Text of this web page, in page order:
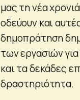
μας τη νέα
οδεύουν και
δημοπράτηση
των εργασιών
και τα δεκάδες
δραστηριότητα.